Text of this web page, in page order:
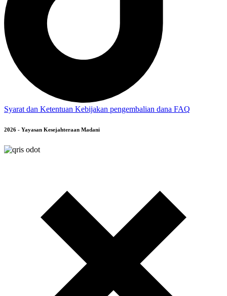
Syarat dan Ketentuan Kebijakan pengembalian dana FAQ
2026 - Yayasan Kesejahteraan Madani